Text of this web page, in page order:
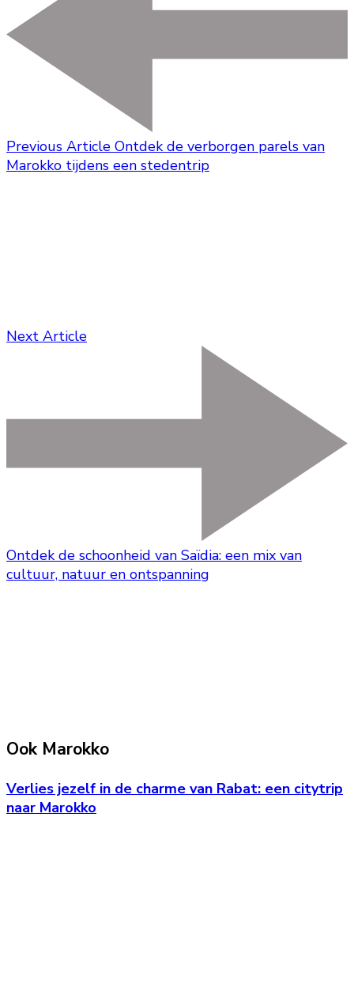
Previous Article Ontdek de verborgen parels van
Marokko tijdens een stedentrip
Next Article
Ontdek de schoonheid van Saïdia: een mix van
cultuur, natuur en ontspanning
Ook Marokko
Verlies jezelf in de charme van Rabat: een citytrip
naar Marokko